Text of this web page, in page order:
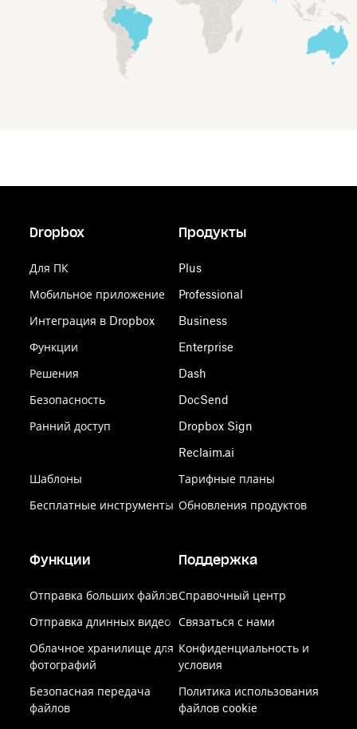
Dropbox
Для ПК
Мобильное приложение
Интеграция в Dropbox
Функции
Решения
Безопасность
Ранний доступ
Шаблоны
Бесплатные инструменты
Продукты
Plus
Professional
Business
Enterprise
Dash
DocSend
Dropbox Sign
Reclaim.ai
Тарифные планы
Обновления продуктов
Функции
Отправка больших файлов
Отправка длинных видео
Облачное хранилище для
фотографий
Безопасная передача
файлов
Поддержка
Справочный центр
Связаться с нами
Конфиденциальность и
условия
Политика использования
файлов cookie